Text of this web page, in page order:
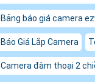
Bảng báo giá camera
Báo Giá Lắp Camera
Camera đàm thoại 2